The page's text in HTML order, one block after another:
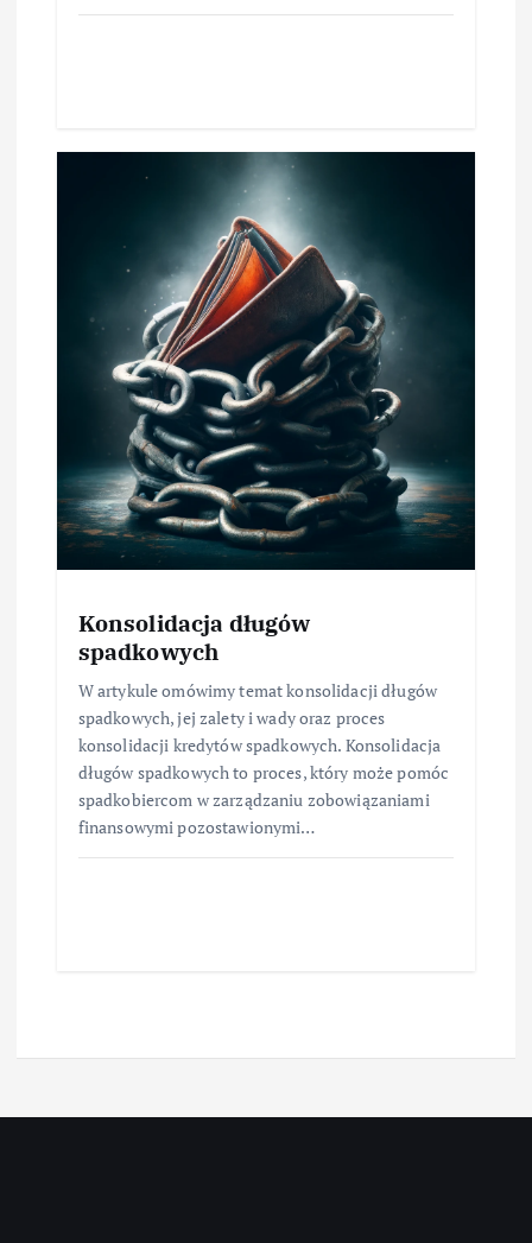
Konsolidacja długów
spadkowych
W artykule omówimy temat konsolidacji długów
spadkowych, jej zalety i wady oraz proces
konsolidacji kredytów spadkowych. Konsolidacja
długów spadkowych to proces, który może pomóc
spadkobiercom w zarządzaniu zobowiązaniami
finansowymi pozostawionymi…